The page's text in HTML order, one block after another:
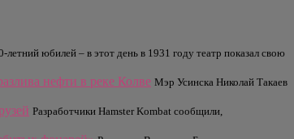
юбилей – в этот день в 1931 году театр показал свою
нефти в реке Колве Мэр Усинска Николай Такаев
Разработчики Hamster Kombat сообщили,